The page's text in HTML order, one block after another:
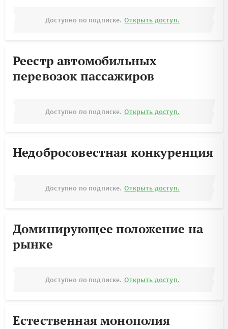
Доступно по подписке. Открыть доступ.
Реестр автомобильных
перевозок пассажиров
Доступно по подписке. Открыть доступ.
Недобросовестная конкуренция
Доступно по подписке. Открыть доступ.
Доминирующее положение на
рынке
Доступно по подписке. Открыть доступ.
Естественная монополия